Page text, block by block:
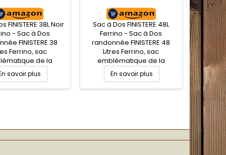
FINISTERE 38L Noir
- Sac à Dos
FINISTERE 38
Ferrino, sac
de la
de part ses
et équipements
de répondre aux
Nombreuses
optimale de
matériel de
savoir plus
Sac à Dos FINISTERE 48L
Ferrino - Sac à Dos
randonnée FINISTERE 48
Litres Ferrino, sac
emblématique de la
marque de part ses
matériaux et équipements
en vue de répondre aux
organisation optimale de
votre matériel de
En savoir plus